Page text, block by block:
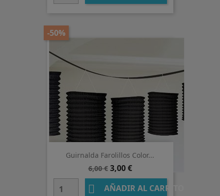
Guirnalda Farolillos Color...
Precio
base
6,00 €
-50%
Precio
3,00 €
 AÑADIR AL CARRITO